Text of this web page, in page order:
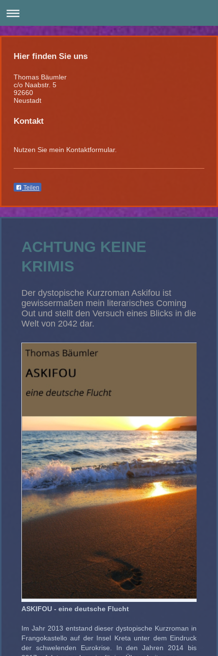
Hier finden Sie uns
Thomas Bäumler
c/o Naabstr. 5
92660
Neustadt
Kontakt
Nutzen Sie mein Kontaktformular.
Teilen
ACHTUNG KEINE
KRIMIS
Der dystopische Kurzroman Askifou ist
gewissermaßen mein literarisches Coming
Out und stellt den Versuch eines Blicks in die
Welt von 2042 dar.
ASKIFOU - eine deutsche Flucht
Im Jahr 2013 entstand dieser dystopische Kurzroman in
Frangokastello auf der Insel Kreta unter dem Eindruck
der schwelenden Eurokrise. In den Jahren 2014 bis